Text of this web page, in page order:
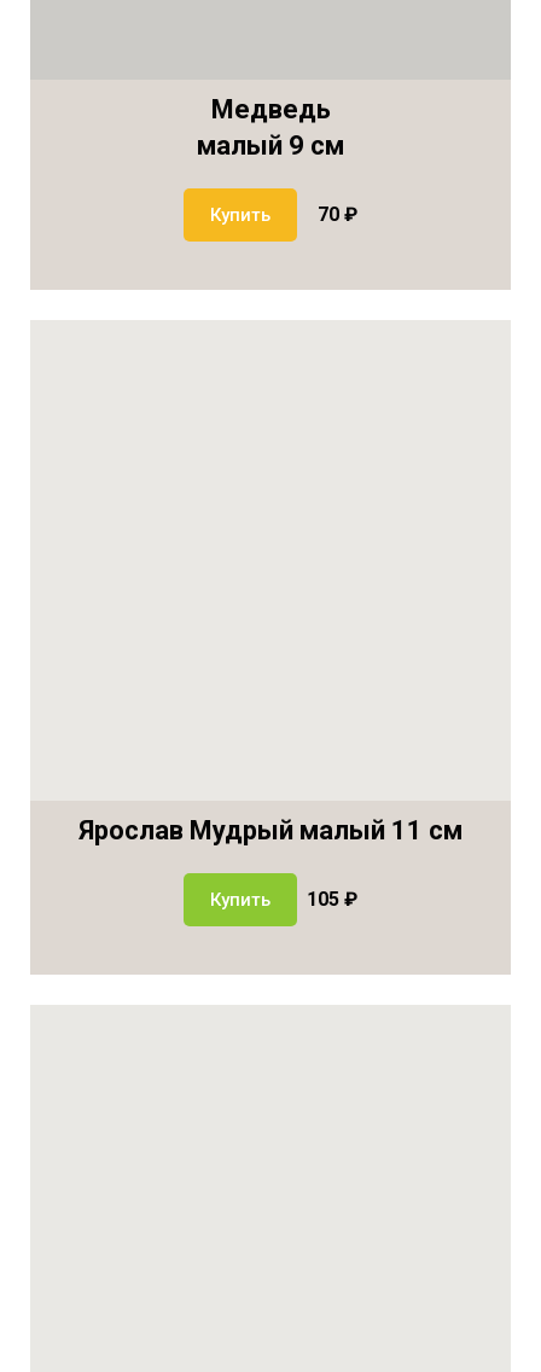
Медведь
малый 9 см
Купить 70 ₽
Ярослав Мудрый малый 11 см
Купить 105 ₽